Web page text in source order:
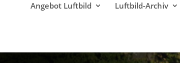
Angebot Luftbild Luftbild-Archiv